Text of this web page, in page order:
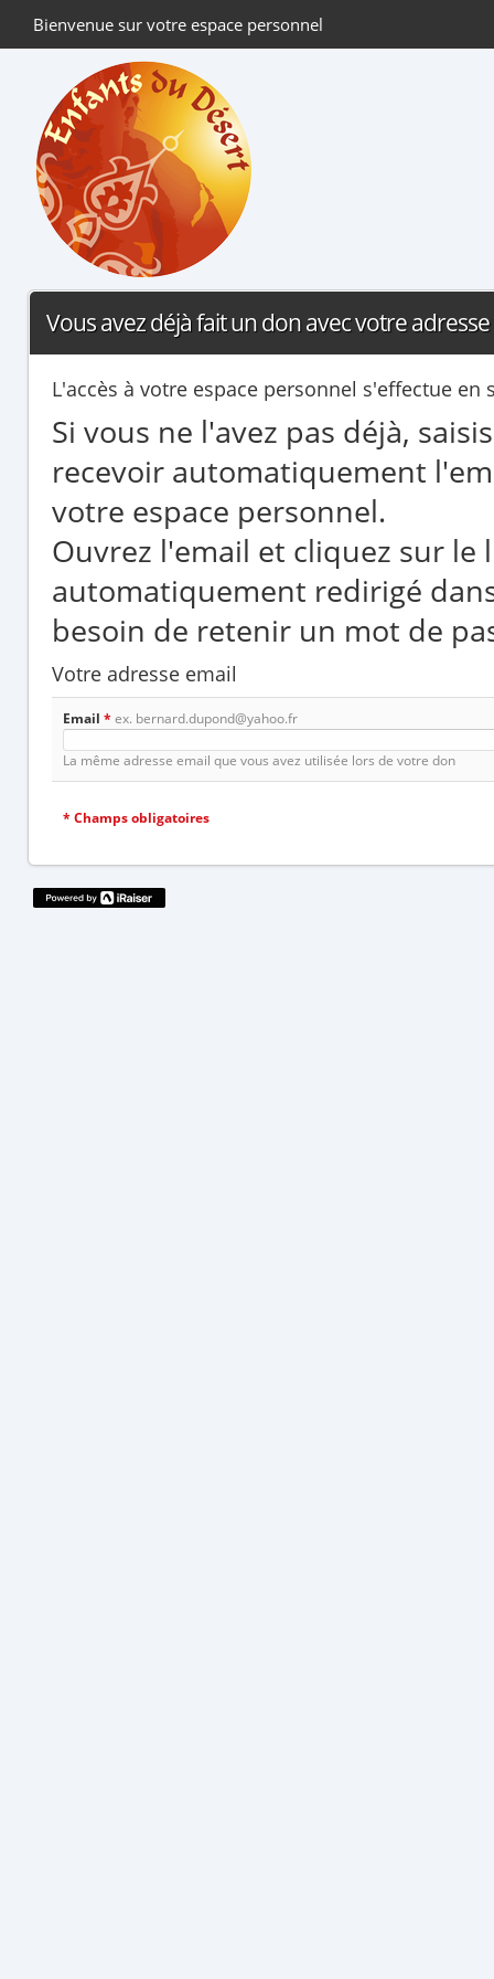
Bienvenue sur votre espace personnel
Vous avez déjà fait un don avec votre adresse
L'accès à votre espace personnel s'effectue
Si vous ne l'avez pas déjà,
recevoir automatiquement
votre espace personnel.
Ouvrez l'email et cliquez sur le
automatiquement redirigé
besoin de retenir un mot de
Votre adresse email
Email * ex. bernard.dupond@yahoo.fr
La même adresse email que vous avez utilisée lors de votre don
* Champs obligatoires